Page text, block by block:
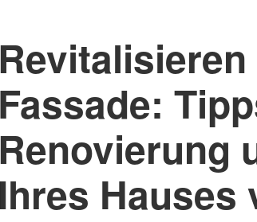
Fassade:
Renovierung
Ihres Hauses